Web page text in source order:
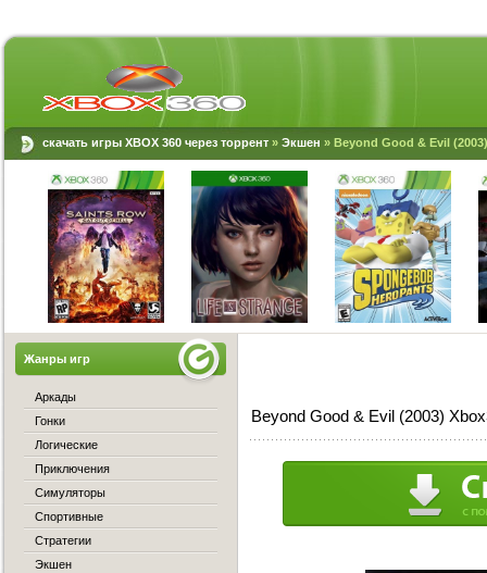
скачать игры XBOX 360 через торрент » Экшен » Beyond Good & Evil
Beyond Good & Evil (2003)
Жанры игр
Аркады
Гонки
Логические
Приключения
Симуляторы
Спортивные
Стратегии
Экшен